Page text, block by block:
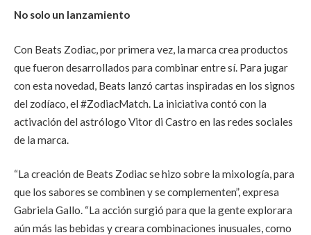
No solo un lanzamiento
Con Beats Zodiac, por primera vez, la marca crea productos
que fueron desarrollados para combinar entre sí. Para jugar
con esta novedad, Beats lanzó cartas inspiradas en los signos
del zodíaco, el #ZodiacMatch. La iniciativa contó con la
activación del astrólogo Vitor di Castro en las redes sociales
de la marca.
“La creación de Beats Zodiac se hizo sobre la mixología, para
que los sabores se combinen y se complementen”, expresa
Gabriela Gallo. “La acción surgió para que la gente explorara
aún más las bebidas y creara combinaciones inusuales, como